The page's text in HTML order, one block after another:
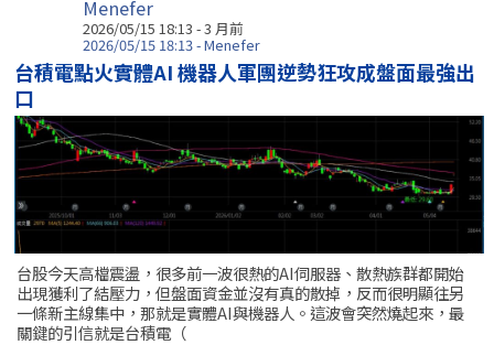
Menefer
2026/05/15 18:13 - 3 月前
2026/05/15 18:13 - Menefer
台積電點火實體AI 機器人軍團逆勢狂攻成盤面最強出
口
台股今天高檔震盪，很多前一波很熱的AI伺服器、散熱族群都開始
出現獲利了結壓力，但盤面資金並沒有真的散掉，反而很明顯往另
一條新主線集中，那就是實體AI與機器人。這波會突然燒起來，最
關鍵的引信就是台積電（